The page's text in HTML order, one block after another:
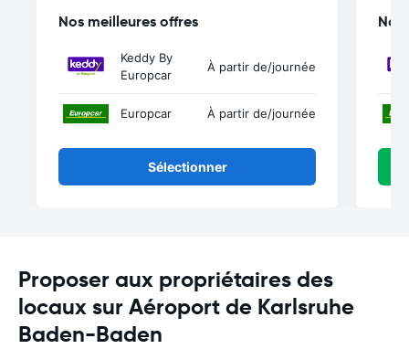
Nos meilleures offres
Keddy By
Europcar
À partir de/journée
Europcar À partir de/journée
Sélectionner
Nos
Proposer aux propriétaires des
locaux sur Aéroport de Karlsruhe
Baden-Baden